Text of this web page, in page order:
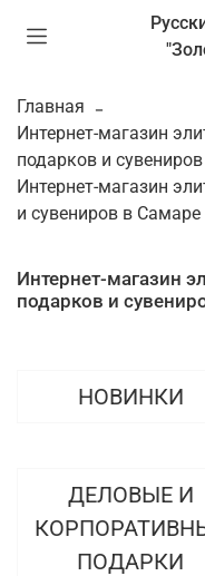
Главная
Интернет-магазин
подарков и сувениров
Интернет-магазин
и сувениров в Самаре
Интернет-магазин
подарков и
НОВИНКИ
ДЕЛОВЫЕ И
ПОДАРКИ